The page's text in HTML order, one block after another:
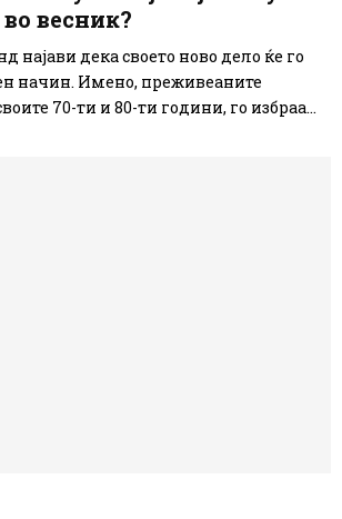
весник?
најави дека своето ново дело ќе го
начин. Имено, преживеаните
70-ти и 80-ти години, го избраа...